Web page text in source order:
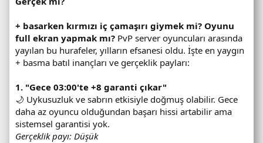
+ basarken kırmızı iç çamaşırı giymek mi? Oyunu
full ekran yapmak mı? PvP server oyuncuları arasında
yayılan bu hurafeler, yılların efsanesi oldu. İşte en yaygın
+ basma batıl inançları ve gerçeklik payları:
1. "Gece 03:00'te +8 garanti çıkar"
🌙 Uykusuzluk ve sabrın etkisiyle doğmuş olabilir. Gece
daha az oyuncu olduğundan başarı hissi artabilir ama
sistemsel garantisi yok.
Gerçeklik payı: Düşük